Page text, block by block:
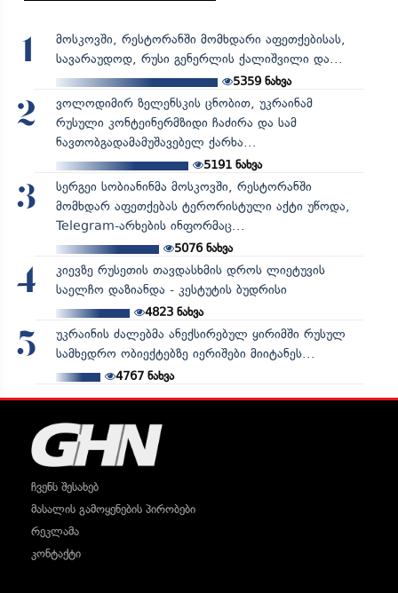
1
მოსკოვში, რესტორანში მომხდარი აფეთქებისას,
სავარაუდოდ, რუსი გენერლის ქალიშვილი და...
5359 ნახვა
2
ვოლოდიმირ ზელენსკის ცნობით, უკრაინამ
რუსული კონტეინერმზიდი ჩაძირა და სამ
ნავთობგადამამუშავებელ ქარხა...
5191ნახვა
3
სერგეი სობიანინმა მოსკოვში, რესტორანში
მომხდარ აფეთქებას ტერორისტული აქტი უწოდა,
Telegram-არხების ინფორმაც...
5076ნახვა
4
კიევზე რუსეთის თავდასხმის დროს ლიეტუვის
საელჩო დაზიანდა - კესტუტის ბუდრისი
4823ნახვა
5
უკრაინის ძალებმა ანექსირებულ ყირიმში რუსულ
სამხედრო ობიექტებზე იერიშები მიიტანეს...
4767ნახვა
ჩვენს შესახებ
მასალის გამოყენების პირობები
რეკლამა
კონტაქტი